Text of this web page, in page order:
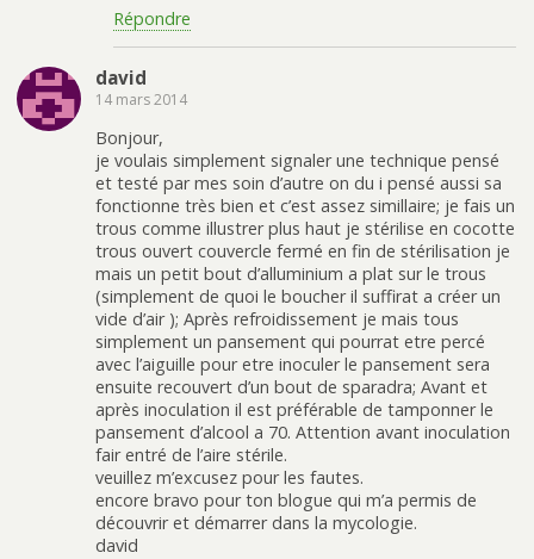
Répondre
david
14 mars 2014
Bonjour,
je voulais simplement signaler une technique pensé
et testé par mes soin d’autre on du i pensé aussi sa
fonctionne très bien et c’est assez simillaire; je fais un
trous comme illustrer plus haut je stérilise en cocotte
trous ouvert couvercle fermé en fin de stérilisation je
mais un petit bout d’alluminium a plat sur le trous
(simplement de quoi le boucher il suffirat a créer un
vide d’air ); Après refroidissement je mais tous
simplement un pansement qui pourrat etre percé
avec l’aiguille pour etre inoculer le pansement sera
ensuite recouvert d’un bout de sparadra; Avant et
après inoculation il est préférable de tamponner le
pansement d’alcool a 70. Attention avant inoculation
fair entré de l’aire stérile.
veuillez m’excusez pour les fautes.
encore bravo pour ton blogue qui m’a permis de
découvrir et démarrer dans la mycologie.
david